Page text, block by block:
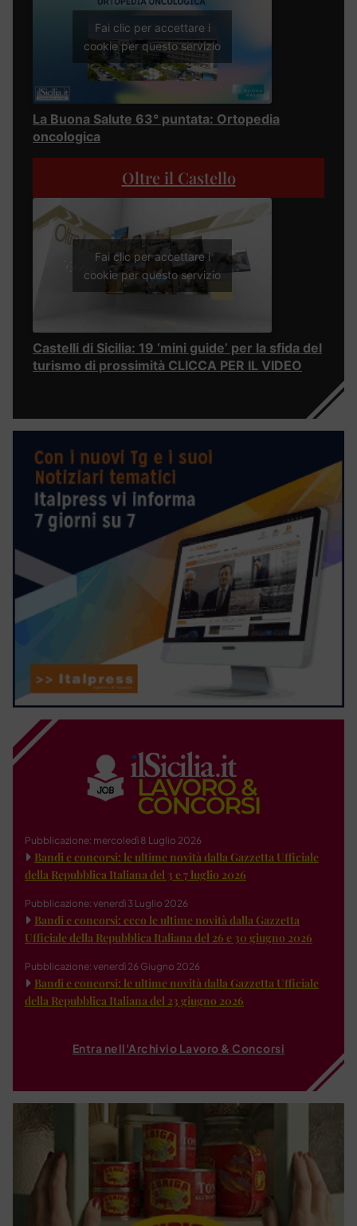
Fai clic per accettare i
cookie per questo servizio
La Buona Salute 63° puntata: Ortopedia
oncologica
Oltre il Castello
Fai clic per accettare i
cookie per questo servizio
Castelli di Sicilia: 19 ‘mini guide’ per la sfida del
turismo di prossimità CLICCA PER IL VIDEO
Pubblicazione: mercoledì 8 Luglio 2026
Bandi e concorsi: le ultime novità dalla Gazzetta Ufficiale
della Repubblica Italiana del 3 e 7 luglio 2026
Pubblicazione: venerdì 3 Luglio 2026
Bandi e concorsi: ecco le ultime novità dalla Gazzetta
Ufficiale della Repubblica Italiana del 26 e 30 giugno 2026
Pubblicazione: venerdì 26 Giugno 2026
Bandi e concorsi: le ultime novità dalla Gazzetta Ufficiale
della Repubblica Italiana del 23 giugno 2026
Entra nell'Archivio Lavoro & Concorsi